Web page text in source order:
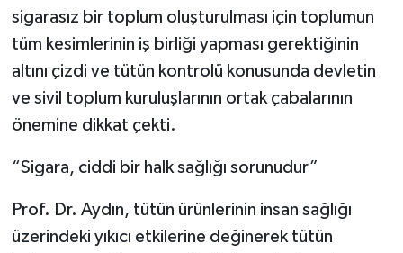
sigarasız bir toplum oluşturulması için toplumun
tüm kesimlerinin iş birliği yapması gerektiğinin
altını çizdi ve tütün kontrolü konusunda devletin
ve sivil toplum kuruluşlarının ortak çabalarının
önemine dikkat çekti.
“Sigara, ciddi bir halk sağlığı sorunudur”
Prof. Dr. Aydın, tütün ürünlerinin insan sağlığı
üzerindeki yıkıcı etkilerine değinerek tütün